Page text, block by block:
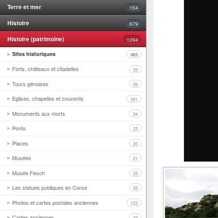
Terre et mer 154
Histoire 679
Histoire (patrimoine)
1294
Sites historiques
483
Forts, châteaux et citadelles 33
Tours génoises 39
Eglises, chapelles et couvents 281
Monuments aux morts 34
Ponts 23
Places 20
Musées 21
Musée Fesch 25
Les statues publiques en Corse 33
Photos et cartes postales anciennes 123